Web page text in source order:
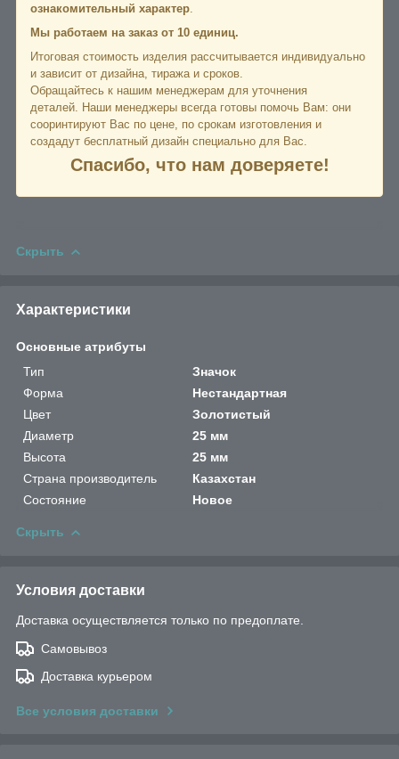
ознакомительный характер
Мы работаем на заказ от 10 единиц.
Итоговая стоимость изделия рассчитывается индивидуально
и зависит от дизайна, тиража и сроков.
Обращайтесь к нашим менеджерам для уточнения
деталей. Наши менеджеры всегда готовы помочь Вам: они
сооринтируют Вас по цене, по срокам изготовления и
создадут бесплатный дизайн специально для Вас.
Спасибо, что нам доверяете!
Скрыть
Характеристики
Основные атрибуты
Тип
Значок
Форма
Нестандартная
Цвет
Золотистый
Диаметр
25 мм
Высота
25 мм
Страна производитель
Казахстан
Состояние
Новое
Скрыть
Условия доставки
Доставка осуществляется только по предоплате.
Самовывоз
Доставка курьером
Все условия доставки